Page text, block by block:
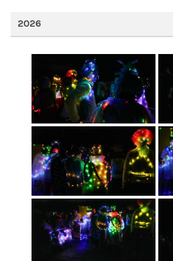
2026